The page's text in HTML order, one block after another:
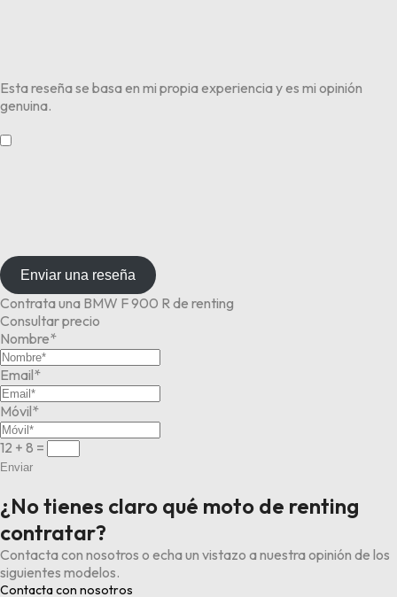
Esta reseña se basa en mi propia experiencia y es mi opinión
genuina.
Enviar una reseña
Contrata una BMW F 900 R de renting
Consultar precio
Nombre*
Email*
Móvil*
12 + 8 =
Enviar
¿No tienes claro qué moto de renting
contratar?
Contacta con nosotros o echa un vistazo a nuestra opinión de los
siguientes modelos.
Contacta con nosotros